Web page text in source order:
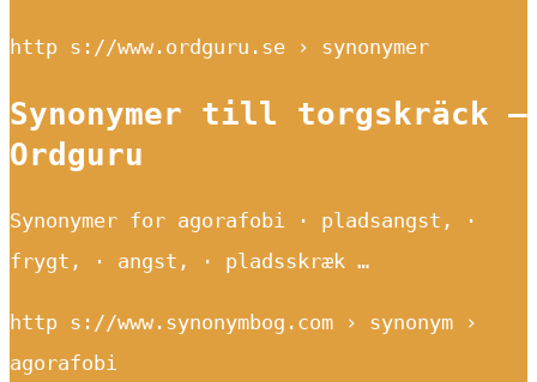
http s://www.ordguru.se › synonymer
Synonymer till torgskräck –
Ordguru
Synonymer for agorafobi · pladsangst, ·
frygt, · angst, · pladsskræk …
http s://www.synonymbog.com › synonym ›
agorafobi